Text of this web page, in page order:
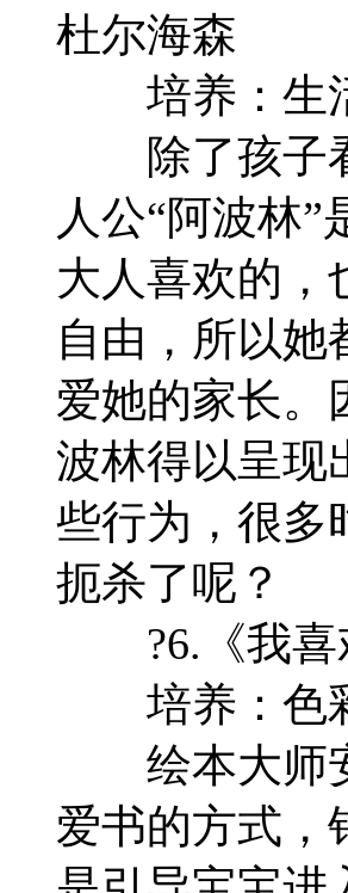
杜尔海森
培养：生活
除了孩子看
人公“阿波林
大人喜欢的，
自由，所以她
爱她的家长。
波林得以呈现
些行为，很多
扼杀了呢？
?6.《我喜
培养：色
绘本大师安
爱书的方式，